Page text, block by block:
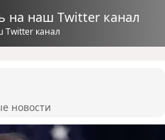
на наш Twitter канал
Twitter канал
новости